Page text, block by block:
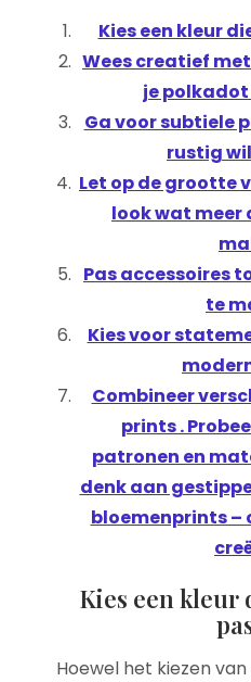
Kies een kleur
Wees creatief
je
Ga voor subtiele
rustig
Let op de grootte
look wat
Pas accessoires
te
Kies voor
Combineer
prints .
patronen en
denk aan
bloemenprints –
Kies een
Hoewel het kiezen